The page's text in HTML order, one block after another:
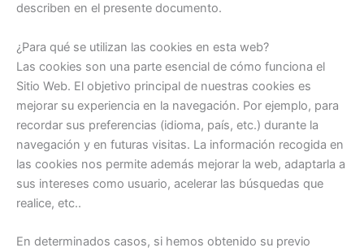
describen en el presente documento.
¿Para qué se utilizan las cookies en esta web?
Las cookies son una parte esencial de cómo funciona el
Sitio Web. El objetivo principal de nuestras cookies es
mejorar su experiencia en la navegación. Por ejemplo, para
recordar sus preferencias (idioma, país, etc.) durante la
navegación y en futuras visitas. La información recogida en
las cookies nos permite además mejorar la web, adaptarla a
sus intereses como usuario, acelerar las búsquedas que
realice, etc..
En determinados casos, si hemos obtenido su previo